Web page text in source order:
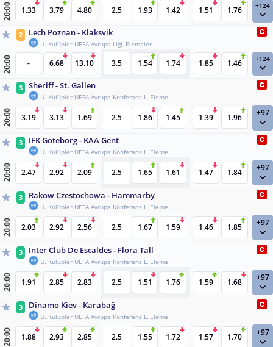
20:00 1.33 3.79 4.80 2.5 1.93 1.42 1.51 1.76 +124
2 Lech Poznan - Klaksvik
U. Kulüpler UEFA Avrupa Ligi, Elemeler
20:00 - 6.68 13.10 3.5 1.54 1.74 1.85 1.46 +124
3 Sheriff - St. Gallen
U. Kulüpler UEFA Avrupa Konferans L, Eleme
20:00 3.19 3.13 1.69 2.5 1.86 1.45 1.39 1.96 +97
3 IFK Göteborg - KAA Gent
U. Kulüpler UEFA Avrupa Konferans L, Eleme
20:00 2.47 2.92 2.09 2.5 1.65 1.61 1.47 1.84 +97
3 Rakow Czestochowa - Hammarby
U. Kulüpler UEFA Avrupa Konferans L, Eleme
20:00 2.03 2.92 2.56 2.5 1.67 1.59 1.46 1.85 +97
3 Inter Club De Escaldes - Flora Tall
U. Kulüpler UEFA Avrupa Konferans L, Eleme
20:00 1.91 2.85 2.83 2.5 1.51 1.76 1.59 1.68 +97
3 Dinamo Kiev - Karabağ
U. Kulüpler UEFA Avrupa Konferans L, Eleme
20:00 1.88 2.93 2.85 2.5 1.55 1.72 1.57 1.70 +97